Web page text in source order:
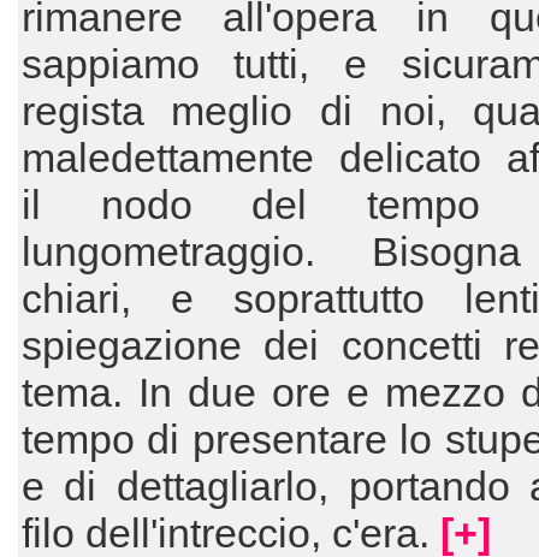
rimanere all'opera in
sappiamo tutti, e
regista meglio di noi,
maledettamente delicato
il nodo del tempo
lungometraggio.
chiari, e soprattutto
spiegazione dei concetti
tema. In due ore e mezzo
tempo di presentare lo
e di dettagliarlo, portando
filo dell'intreccio, c'era. [+]